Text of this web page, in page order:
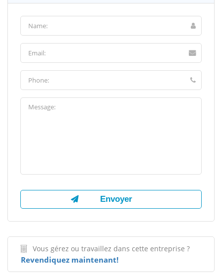
Vous gérez ou travaillez dans cette entreprise ?
Revendiquez maintenant!